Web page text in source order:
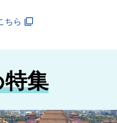
ちら
集